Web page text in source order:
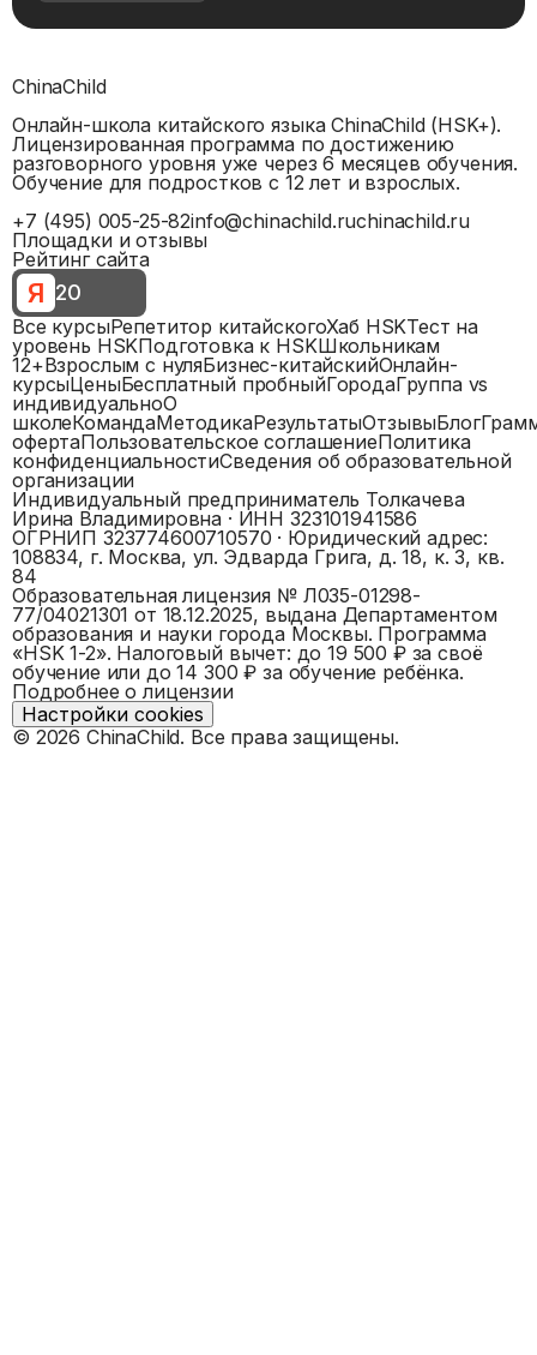
ChinaChild
Онлайн-школа китайского языка ChinaChild (HSK+).
Лицензированная программа по достижению
разговорного уровня уже через 6 месяцев обучения.
Обучение для подростков с 12 лет и взрослых.
+7 (495) 005-25-82info@chinachild.ruchinachild.ru
Площадки и отзывы
Рейтинг сайта
Я 20
Все курсыРепетитор китайскогоХаб HSKТест на
уровень HSKПодготовка к HSKШкольникам
12+Взрослым с нуляБизнес-китайскийОнлайн-
курсыЦеныБесплатный пробныйГородаГруппа vs
индивидуальноО
школеКомандаМетодикаРезультатыОтзывыБлог
офертаПользовательское соглашениеПолитика
конфиденциальностиСведения об образовательной
организации
Индивидуальный предприниматель Толкачева
Ирина Владимировна· ИНН323101941586
ОГРНИП 323774600710570 · Юридический адрес:
108834, г. Москва, ул. Эдварда Грига, д. 18, к. 3, кв.
84
Образовательная лицензия № Л035-01298-
77/04021301 от 18.12.2025, выдана Департаментом
образования и науки города Москвы. Программа
«HSK 1-2». Налоговый вычет: до 19 500 ₽ за своё
обучение или до 14 300 ₽ за обучение ребёнка.
Подробнее о лицензии
Настройки cookies
© 2026 ChinaChild. Все права защищены.